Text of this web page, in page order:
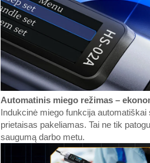
Automatinis miego režimas –
Indukcinė miego funkcija
prietaisas pakeliamas. Tai ne tik
saugumą darbo metu.